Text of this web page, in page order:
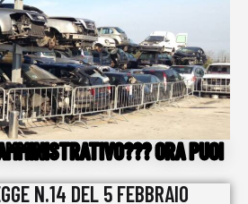
ORA PUOI
N.14 DEL 5 FEBBRAIO